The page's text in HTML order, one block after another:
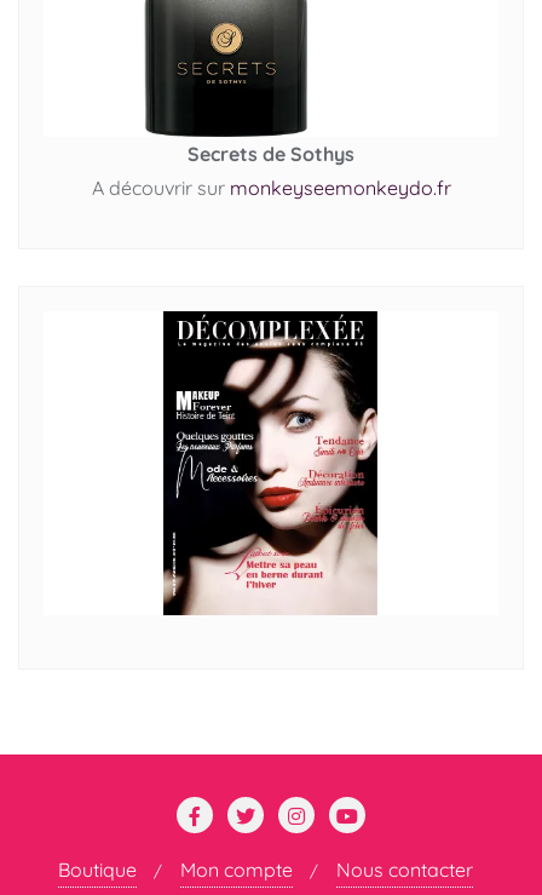
Secrets de Sothys
A découvrir sur monkeyseemonkeydo.fr
Boutique Mon compte
Nous contacter